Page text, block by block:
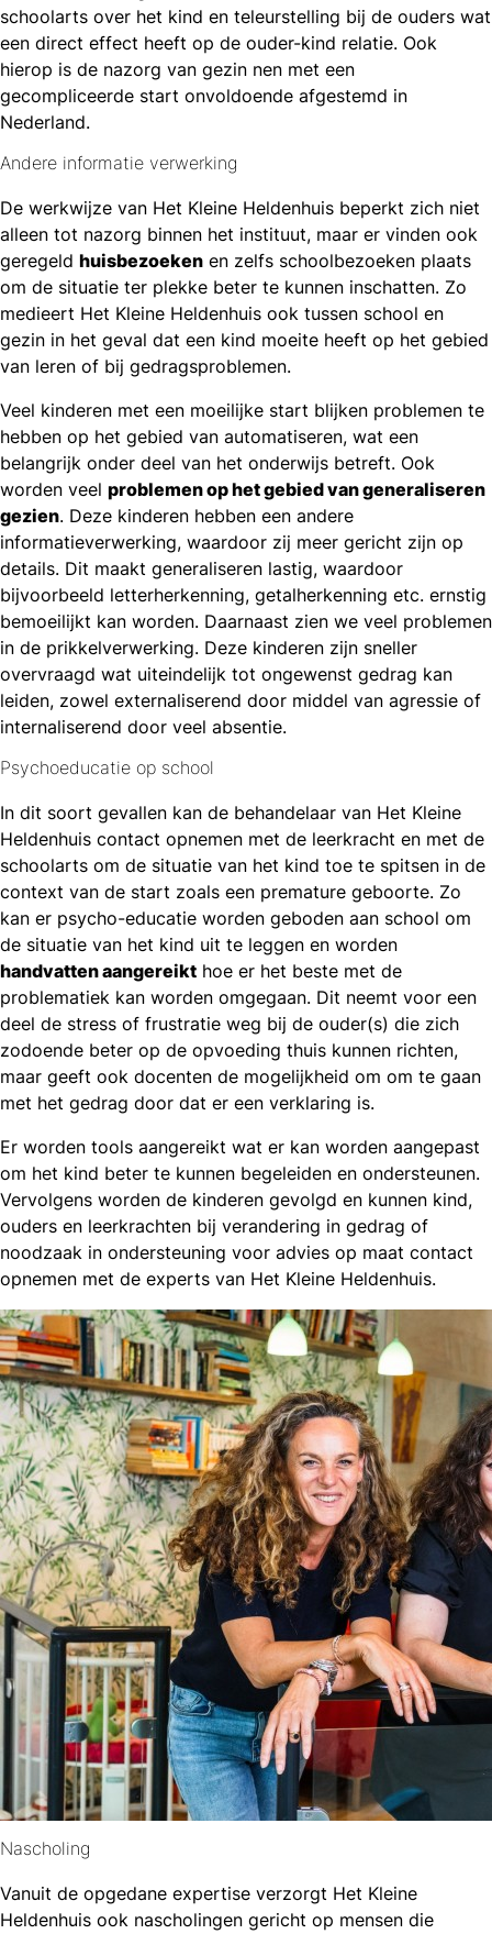
schoolarts over het kind en teleurstelling bij de ouders wat
een direct effect heeft op de ouder-kind relatie. Ook
hierop is de nazorg van gezin nen met een
gecompliceerde start onvoldoende afgestemd in
Nederland.
Andere informatie verwerking
De werkwijze van Het Kleine Heldenhuis beperkt zich niet
alleen tot nazorg binnen het instituut, maar er vinden ook
geregeld huisbezoeken en zelfs schoolbezoeken plaats
om de situatie ter plekke beter te kunnen inschatten. Zo
medieert Het Kleine Heldenhuis ook tussen school en
gezin in het geval dat een kind moeite heeft op het gebied
van leren of bij gedragsproblemen.
Veel kinderen met een moeilijke start blijken problemen te
hebben op het gebied van automatiseren, wat een
belangrijk onder deel van het onderwijs betreft. Ook
worden veel problemen op het gebied van generaliseren
gezien. Deze kinderen hebben een andere
informatieverwerking, waardoor zij meer gericht zijn op
details. Dit maakt generaliseren lastig, waardoor
bijvoorbeeld letterherkenning, getalherkenning etc. ernstig
bemoeilijkt kan worden. Daarnaast zien we veel problemen
in de prikkelverwerking. Deze kinderen zijn sneller
overvraagd wat uiteindelijk tot ongewenst gedrag kan
leiden, zowel externaliserend door middel van agressie of
internaliserend door veel absentie.
Psychoeducatie op school
In dit soort gevallen kan de behandelaar van Het Kleine
Heldenhuis contact opnemen met de leerkracht en met de
schoolarts om de situatie van het kind toe te spitsen in de
context van de start zoals een premature geboorte. Zo
kan er psycho-educatie worden geboden aan school om
de situatie van het kind uit te leggen en worden
handvatten aangereikt hoe er het beste met de
problematiek kan worden omgegaan. Dit neemt voor een
deel de stress of frustratie weg bij de ouder(s) die zich
zodoende beter op de opvoeding thuis kunnen richten,
maar geeft ook docenten de mogelijkheid om om te gaan
met het gedrag door dat er een verklaring is.
Er worden tools aangereikt wat er kan worden aangepast
om het kind beter te kunnen begeleiden en ondersteunen.
Vervolgens worden de kinderen gevolgd en kunnen kind,
ouders en leerkrachten bij verandering in gedrag of
noodzaak in ondersteuning voor advies op maat contact
opnemen met de experts van Het Kleine Heldenhuis.
Nascholing
Vanuit de opgedane expertise verzorgt Het Kleine
Heldenhuis ook nascholingen gericht op mensen die